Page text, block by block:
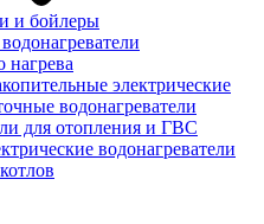
и бойлеры
нагрева
электрические
водонагреватели
для отопления и ГВС
водонагреватели